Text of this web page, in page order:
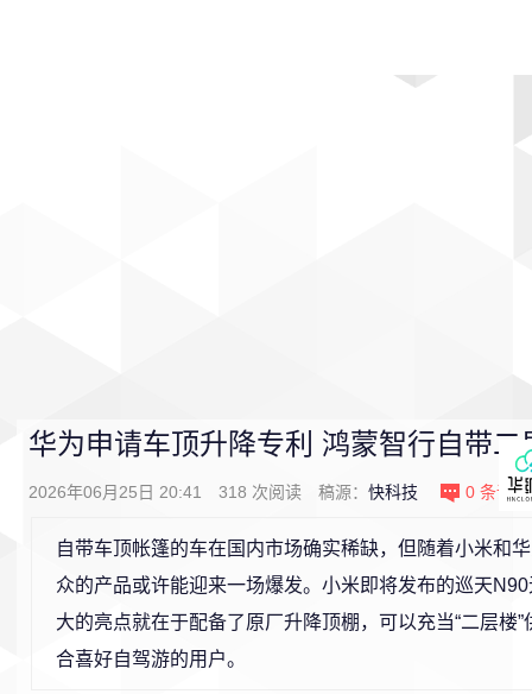
华为申请车顶升降专利 鸿蒙智行自带二
2026年06月25日 20:41 318 次阅读 稿源： 快科技 0 条评论
自带车顶帐篷的车在国内市场确实稀缺，但随着小米和
众的产品或许能迎来一场爆发。小米即将发布的巡天
大的亮点就在于配备了原厂升降顶棚，可以充当“二层楼
合喜好自驾游的用户。